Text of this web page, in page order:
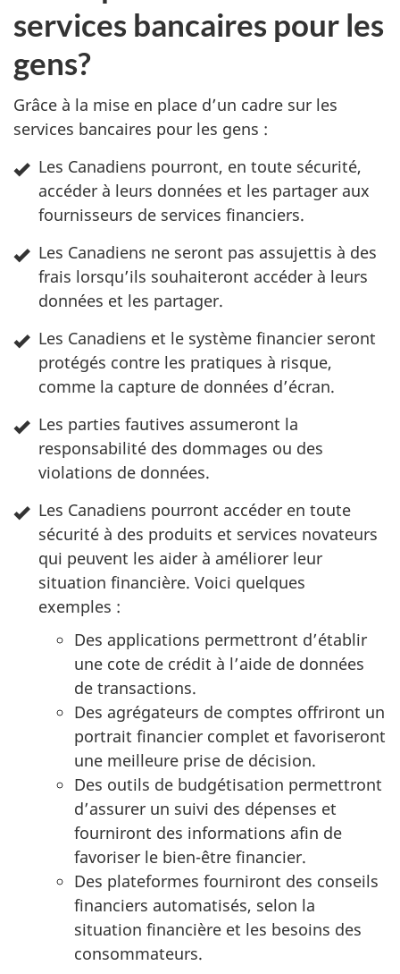
s
u
r
l
e
s
r
c
s
services bancaires pour les
gens?
Grâce à la mise en place d’un cadre sur les
services bancaires pour les gens :
Les Canadiens pourront, en toute sécurité,
accéder à leurs données et les partager aux
fournisseurs de services financiers.
Les Canadiens ne seront pas assujettis à des
frais lorsqu’ils souhaiteront accéder à leurs
données et les partager.
Les Canadiens et le système financier seront
protégés contre les pratiques à risque,
comme la capture de données d’écran.
Les parties fautives assumeront la
responsabilité des dommages ou des
violations de données.
Les Canadiens pourront accéder en toute
sécurité à des produits et services novateurs
qui peuvent les aider à améliorer leur
situation financière. Voici quelques
exemples :
Des applications permettront d’établir
une cote de crédit à l’aide de données
de transactions.
Des agrégateurs de comptes offriront un
portrait financier complet et favoriseront
une meilleure prise de décision.
Des outils de budgétisation permettront
d’assurer un suivi des dépenses et
fourniront des informations afin de
favoriser le bien-être financier.
Des plateformes fourniront des conseils
financiers automatisés, selon la
situation financière et les besoins des
consommateurs.